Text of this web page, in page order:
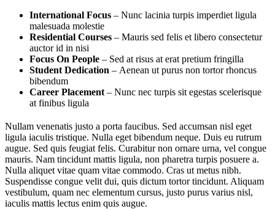
International Focus – Nunc lacinia turpis imperdiet ligula
malesuada molestie
Residential Courses – Mauris sed felis et libero consectetur
auctor id in nisi
Focus On People – Sed at risus at erat pretium fringilla
Student Dedication – Aenean ut purus non tortor rhoncus
bibendum
Career Placement – Nunc nec turpis sit egestas scelerisque
at finibus ligula
Nullam venenatis justo a porta faucibus. Sed accumsan nisl eget
ligula iaculis tristique. Nulla eget bibendum neque. Duis eu rutrum
augue. Sed quis feugiat felis. Curabitur non ornare urna, vel congue
mauris. Nam tincidunt mattis ligula, non pharetra turpis posuere a.
Nulla aliquet vitae quam vitae commodo. Cras ut metus nibh.
Suspendisse congue velit dui, quis dictum tortor tincidunt. Aliquam
vestibulum, quam nec elementum cursus, justo purus varius nisl,
iaculis mattis lectus enim quis augue.